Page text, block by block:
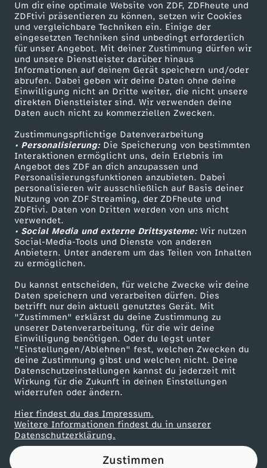
Um dir eine optimale Website von ZDF, ZDFheute und
ZDFtivi präsentieren zu können, setzen wir Cookies
und vergleichbare Techniken ein. Einige der
eingesetzten Techniken sind unbedingt erforderlich
für unser Angebot. Mit deiner Zustimmung dürfen wir
und unsere Dienstleister darüber hinaus
Informationen auf deinem Gerät speichern und/oder
abrufen. Dabei geben wir deine Daten ohne deine
Einwilligung nicht an Dritte weiter, die nicht unsere
direkten Dienstleister sind. Wir verwenden deine
Daten auch nicht zu kommerziellen Zwecken.
Zustimmungspflichtige Datenverarbeitung
• Personalisierung:Die Speicherung von bestimmten
Interaktionen ermöglicht uns, dein Erlebnis im
Angebot des ZDF an dich anzupassen und
Personalisierungsfunktionen anzubieten. Dabei
personalisieren wir ausschließlich auf Basis deiner
Nutzung von ZDF Streaming, der ZDFheute und
ZDFtivi. Daten von Dritten werden von uns nicht
verwendet.
• Social Media und externe Drittsysteme:Wir nutzen
Social-Media-Tools und Dienste von anderen
Anbietern. Unter anderem um das Teilen von Inhalten
zu ermöglichen.
Du kannst entscheiden, für welche Zwecke wir deine
Daten speichern und verarbeiten dürfen. Dies
betrifft nur dein aktuell genutztes Gerät. Mit
"Zustimmen" erklärst du deine Zustimmung zu
unserer Datenverarbeitung, für die wir deine
Einwilligung benötigen. Oder du legst unter
"Einstellungen/Ablehnen" fest, welchen Zwecken du
deine Zustimmung gibst und welchen nicht. Deine
Datenschutzeinstellungen kannst du jederzeit mit
Wirkung für die Zukunft in deinen Einstellungen
widerrufen oder ändern.
Hier findest du das Impressum.
Weitere Informationen findest du in unserer
Datenschutzerklärung.
Zustimmen
l
i
m
W
a
n
d
e
l
-
Z
w
i
s
c
h
Mehr ZDF
ZDF-Apps
Smart TV
ZDFtext
Livestreams
Sendungen A-Z
TV-Programm
Service
ZDFmitreden
Kontakt zum ZDF
Tickets
Zuschauerservice
Hilfe
ZDF Unternehmen
Karriere
ZDF goes Schule
Werbefernsehen
Mainzelmännchen
Partner